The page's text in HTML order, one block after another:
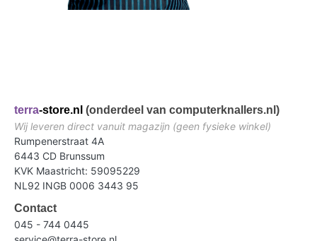
terra-store.nl (onderdeel van computerknallers.nl)
Wij leveren direct vanuit magazijn (geen fysieke winkel)
Rumpenerstraat 4A
6443 CD Brunssum
KVK Maastricht: 59095229
NL92 INGB 0006 3443 95
Contact
045 - 744 0445